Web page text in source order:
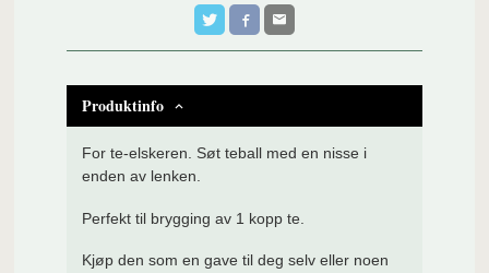
Produktinfo
For te-elskeren. Søt teball med en nisse i
enden av lenken.
Perfekt til brygging av 1 kopp te.
Kjøp den som en gave til deg selv eller noen